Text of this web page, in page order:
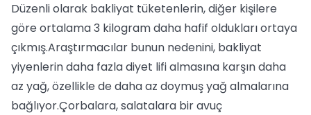
Düzenli olarak bakliyat tüketenlerin, diğer kişilere
göre ortalama 3 kilogram daha hafif oldukları ortaya
çıkmış.Araştırmacılar bunun nedenini, bakliyat
yiyenlerin daha fazla diyet lifi almasına karşın daha
az yağ, özellikle de daha az doymuş yağ almalarına
bağlıyor.Çorbalara, salatalara bir avuç